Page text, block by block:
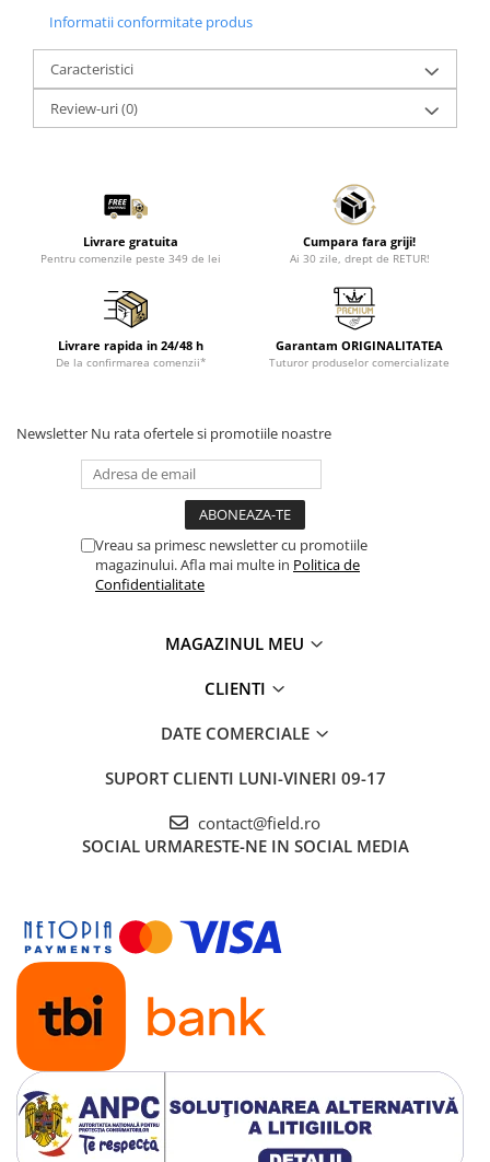
Informatii conformitate produs
Caracteristici
Review-uri(0)
Livrare gratuita
Pentru comenzile peste 349 de lei
Cumpara fara griji!
Ai 30 zile, drept de RETUR!
Livrare rapida in 24/48 h
De la confirmarea comenzii*
Garantam ORIGINALITATEA
Tuturor produselor comercializate
Newsletter Nu rata ofertele si promotiile noastre
Vreau sa primesc newsletter cu promotiile
magazinului. Afla mai multe in Politica de
Confidentialitate
MAGAZINUL MEU
CLIENTI
DATE COMERCIALE
SUPORT CLIENTI LUNI-VINERI 09-17
contact@field.ro
SOCIAL URMARESTE-NE IN SOCIAL MEDIA